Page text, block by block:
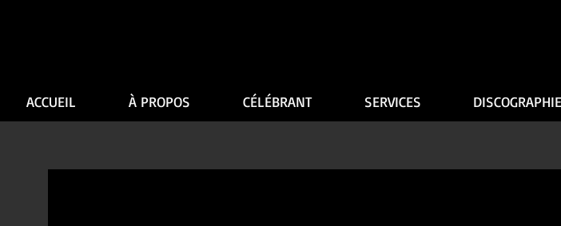
ACCUEIL À PROPOS CÉLÉBRANT SERVICES DISCOGRAPHIE